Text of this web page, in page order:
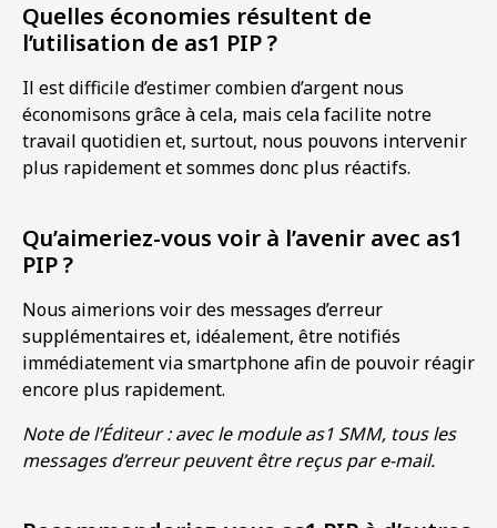
Quelles économies résultent de
l’utilisation de as1 PIP ?
Il est difficile d’estimer combien d’argent nous
économisons grâce à cela, mais cela facilite notre
travail quotidien et, surtout, nous pouvons intervenir
plus rapidement et sommes donc plus réactifs.
Qu’aimeriez-vous voir à l’avenir avec as1
PIP ?
Nous aimerions voir des messages d’erreur
supplémentaires et, idéalement, être notifiés
immédiatement via smartphone afin de pouvoir réagir
encore plus rapidement.
Note de l’Éditeur : avec le module as1 SMM, tous les
messages d’erreur peuvent être reçus par e-mail.